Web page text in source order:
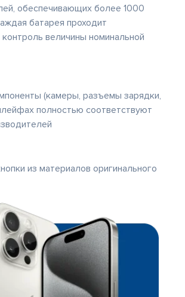
обеспечивающих более 1000
батарея проходит
величины номинальной
(камеры, разъемы зарядки,
полностью соответствуют
из материалов оригинального